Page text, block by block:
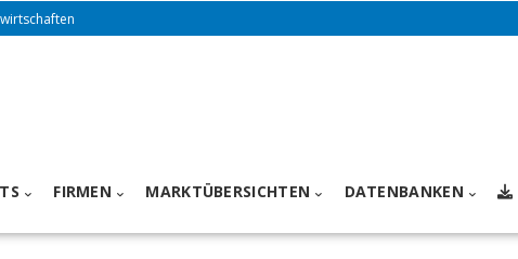
FIRMEN MARKTÜBERSICHTEN DATENBANKEN